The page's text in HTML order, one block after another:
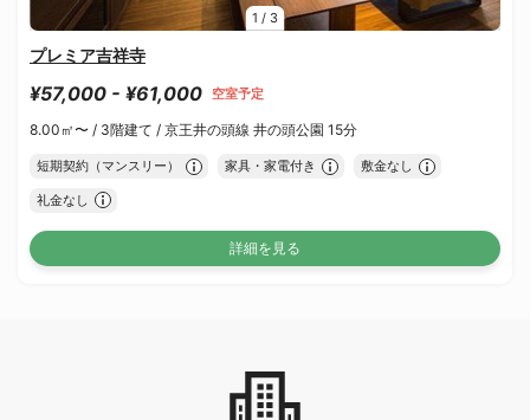
1 / 3
プレミア吉祥寺
¥57,000 - ¥61,000 空室予定
8.00㎡〜 / 3階建て / 京王井の頭線 井の頭公園 15分
短期契約（マンスリー） 家具・家電付き 敷金なし
礼金なし
詳細を見る